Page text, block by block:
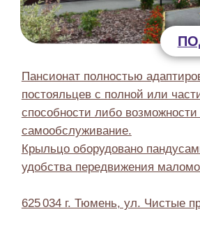
Арт-терапия, празднование
Дней рождений,
гериатрическом центре.
НОМЕРА ДЛЯ
ПРОЖИВАНИЯ
Пансионат полностью
адаптирован для
постояльцев с полной или
частичной утратой
самообслуживания.